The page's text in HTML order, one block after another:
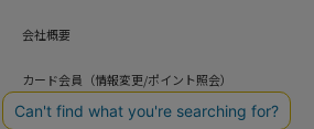
会社概要
カード会員（情報変更/ポイント照会）